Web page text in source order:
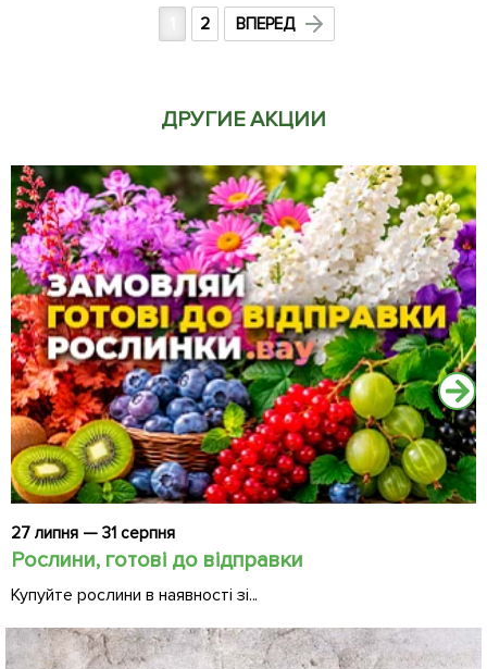
2 ВПЕРЕД
ДРУГИЕ АКЦИИ
27 липня — 31 серпня
Рослини, готові до відправки
Купуйте рослини в наявності зі...